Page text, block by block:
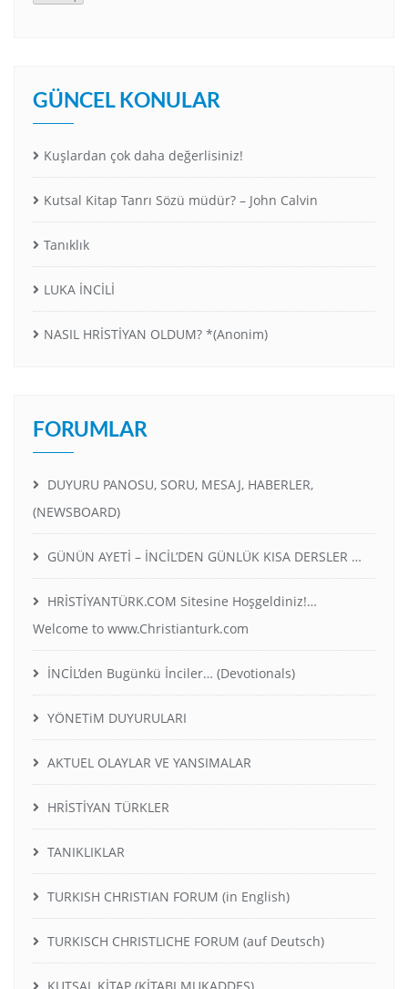
GÜNCEL KONULAR
Kuşlardan çok daha değerlisiniz!
Kutsal Kitap Tanrı Sözü müdür? – John Calvin
Tanıklık
LUKA İNCİLİ
NASIL HRİSTİYAN OLDUM? *(Anonim)
FORUMLAR
DUYURU PANOSU, SORU, MESAJ, HABERLER,
(NEWSBOARD)
GÜNÜN AYETİ – İNCİL’DEN GÜNLÜK KISA DERSLER …
HRİSTİYANTÜRK.COM Sitesine Hoşgeldiniz!…
Welcome to www.Christianturk.com
İNCİL’den Bugünkü İnciler… (Devotionals)
YÖNETiM DUYURULARI
AKTUEL OLAYLAR VE YANSIMALAR
HRİSTİYAN TÜRKLER
TANIKLIKLAR
TURKISH CHRISTIAN FORUM (in English)
TURKISCH CHRISTLICHE FORUM (auf Deutsch)